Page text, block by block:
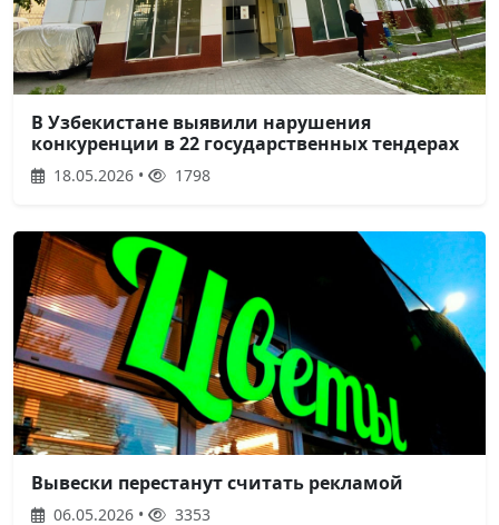
В Узбекистане выявили нарушения
конкуренции в 22 государственных тендерах
18.05.2026 • 1798
Вывески перестанут считать рекламой
06.05.2026 • 3353